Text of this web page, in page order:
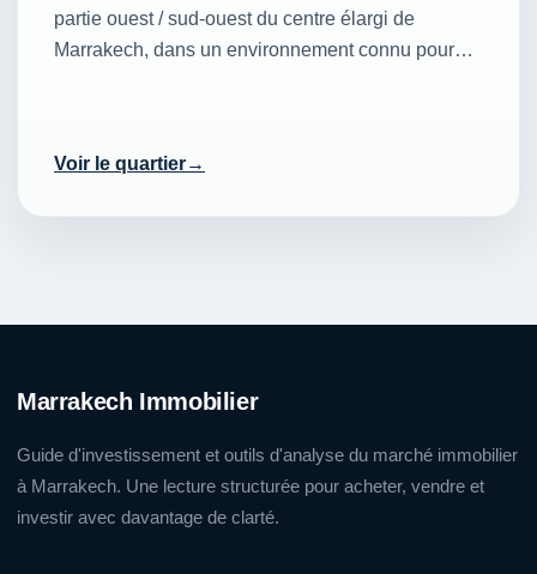
partie ouest / sud-ouest du centre élargi de
Marrakech, dans un environnement connu pour…
Voir le quartier
Marrakech Immobilier
Guide d'investissement et outils d'analyse du marché immobilier
à Marrakech. Une lecture structurée pour acheter, vendre et
investir avec davantage de clarté.